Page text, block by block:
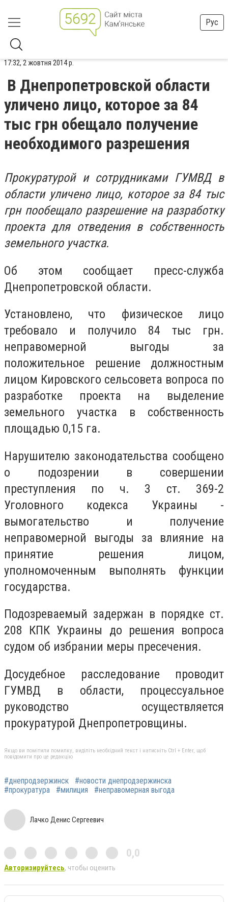
Рус
17:32, 2 жовтня 2014 р.
В Днепропетровской области
уличено лицо, которое за 84
тыс грн обещало получение
необходимого разрешения
Прокуратурой и сотрудниками ГУМВД в
области уличено лицо, которое за 84 тыс
грн пообещало разрешение на разработку
проекта для отведения в собственность
земельного участка.
Об этом сообщает пресс-служба
Днепропетровской области.
Установлено, что физическое лицо
требовало и получило 84 тыс грн.
неправомерной выгоды за
положительное решение должностным
лицом Кировского сельсовета вопроса по
разработке проекта на выделение
земельного участка в собственность
площадью 0,15 га.
Нарушителю законодательства сообщено
о подозрении в совершении
преступления по ч. 3 ст. 369-2
Уголовного кодекса Украины -
вымогательство и получение
неправомерной выгоды за влияние на
принятие решения лицом,
уполномоченным выполнять функции
государства.
Подозреваемый задержан в порядке ст.
208 КПК Украины до решения вопроса
судом об избрании меры пресечения.
Досудебное расследование проводит
ГУМВД в области, процессуальное
руководство осуществляется
прокуратурой Днепропетровщины.
Якщо ви помітили помилку, виділіть необхідний текст і натисніть Ctrl + Enter, щоб
повідомити про це редакцію
#днепродзержинск
#новости днепродзержинска
#прокуратура
#милиция #неправомерная выгода
Лачко Денис Сергеевич
0,0
Авторизируйтесь, чтобы оценить